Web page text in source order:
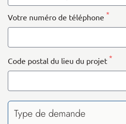
Votre numéro de téléphone *
Code postal du lieu du projet *
Type de demande